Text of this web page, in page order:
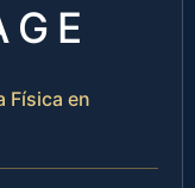
Física en